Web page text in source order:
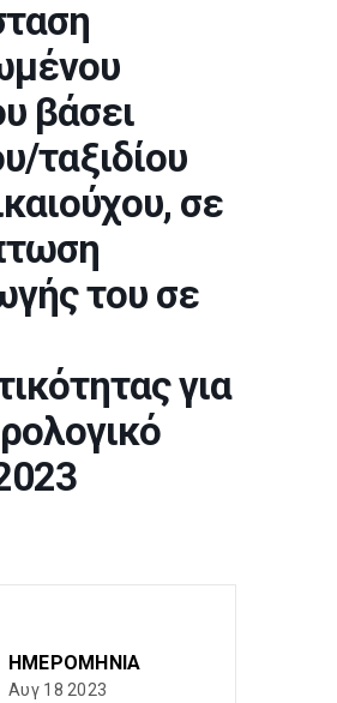
βάσει
ταξιδίου
σε
του σε
για
ΗΜΕΡΟΜΗΝΊΑ
Αυγ 18 2023